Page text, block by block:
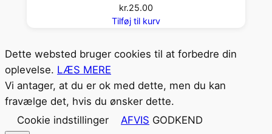
kr.25.00
Tilføj til kurv
Dette websted bruger cookies til at forbedre din
oplevelse. LÆS MERE
Vi antager, at du er ok med dette, men du kan
fravælge det, hvis du ønsker dette.
Cookie indstillinger
AFVIS GODKEND